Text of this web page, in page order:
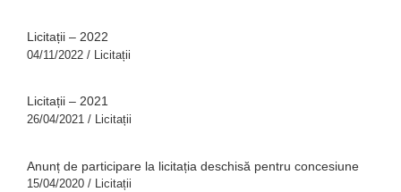
Licitații – 2022
04/11/2022 / Licitații
Licitații – 2021
26/04/2021 / Licitații
Anunț de participare la licitația deschisă pentru concesiune
15/04/2020 / Licitații